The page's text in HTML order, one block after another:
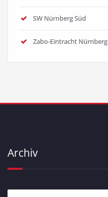
SW Nürnberg Süd
Zabo-Eintracht Nürnberg
Archiv